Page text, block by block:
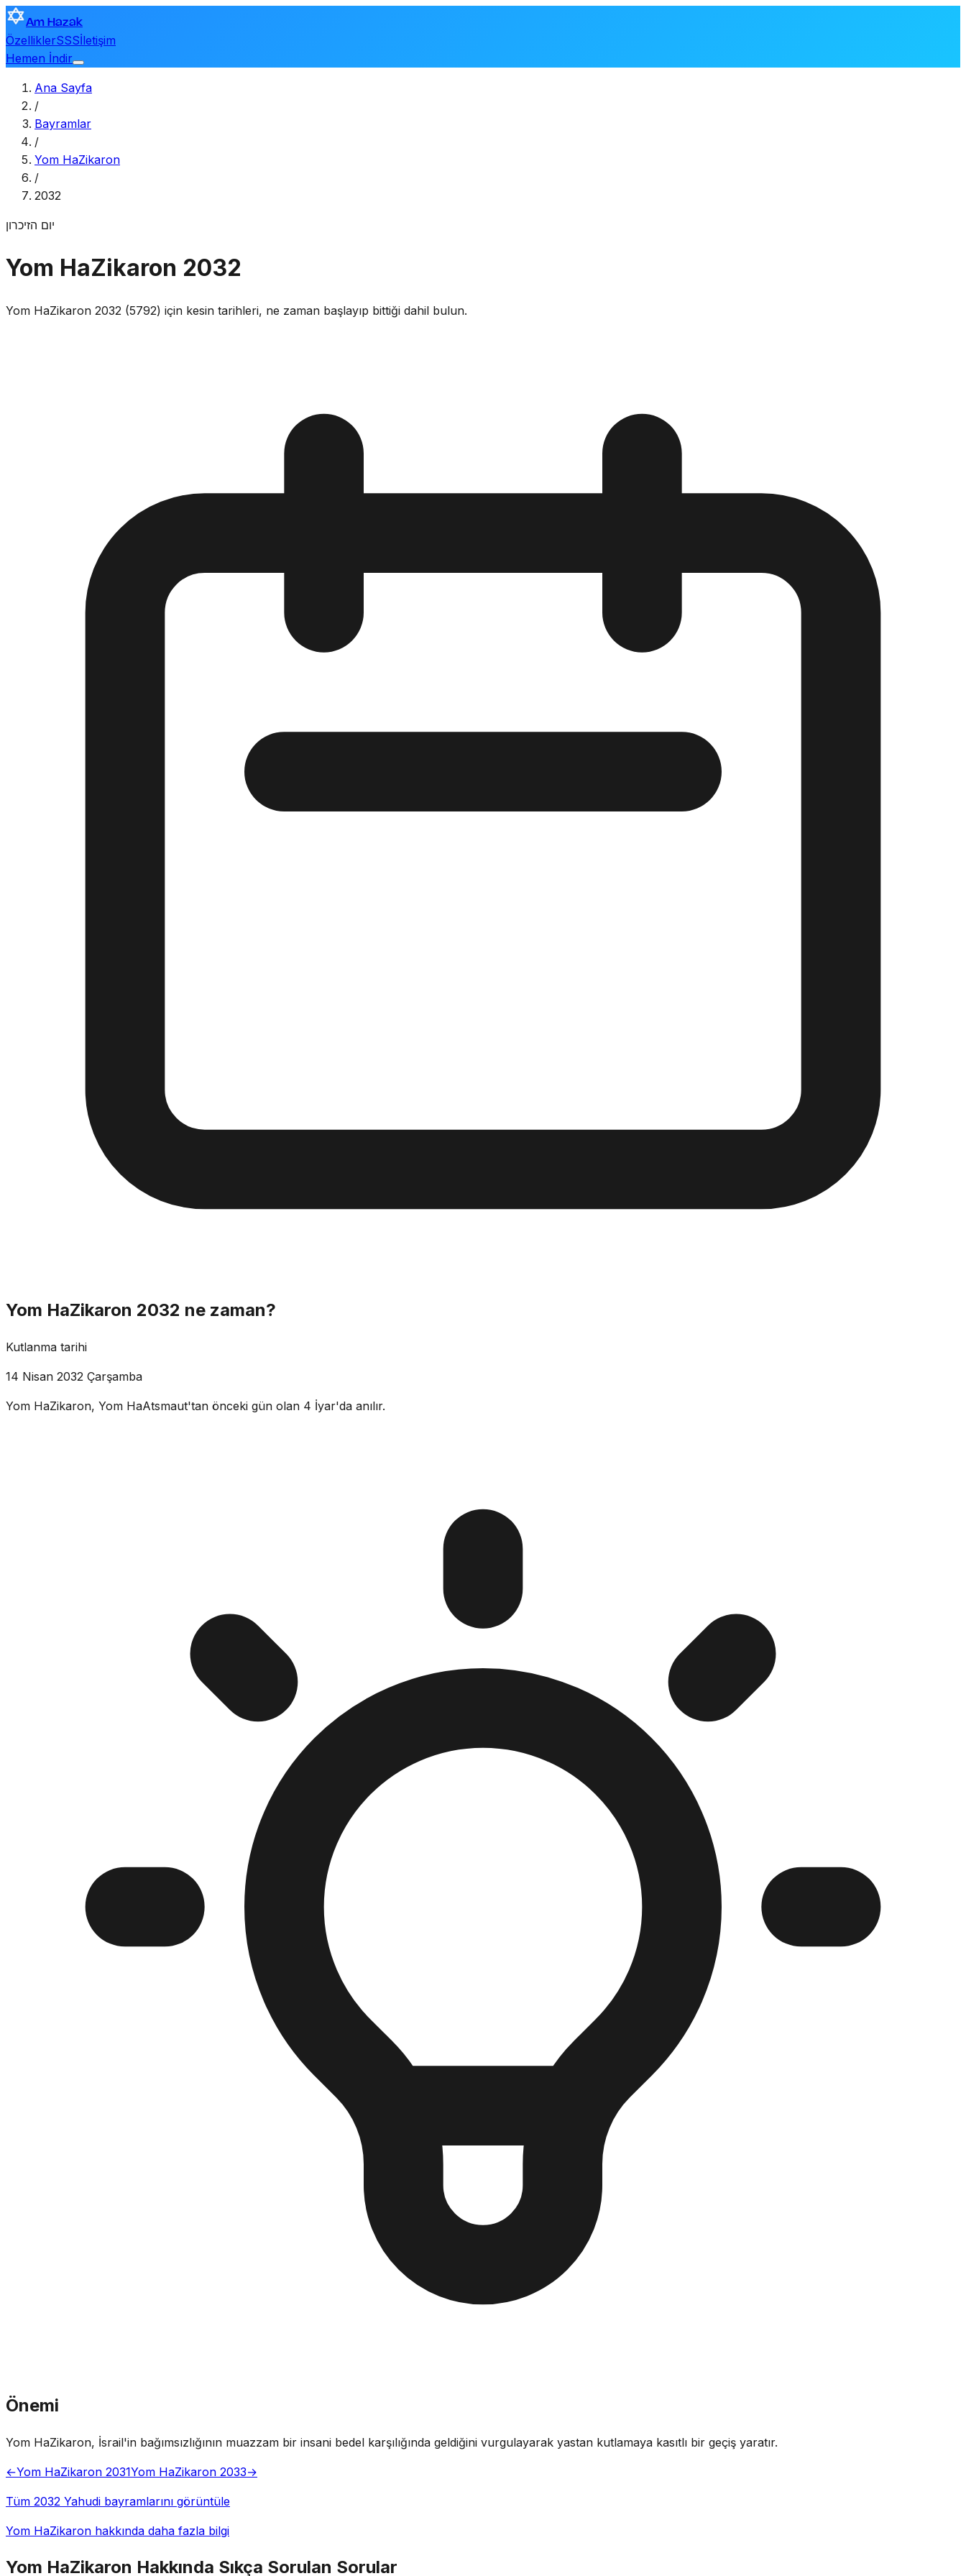
Am Hazak
ÖzelliklerSSSİletişim
Hemen İndir
Ana Sayfa
/
Bayramlar
/
Yom HaZikaron
/
2032
יום הזיכרון
Yom HaZikaron 2032
Yom HaZikaron 2032 (5792) için kesin tarihleri, ne zaman başlayıp bittiği dahil bulun.
Yom HaZikaron 2032 ne zaman?
Kutlanma tarihi
14 Nisan 2032 Çarşamba
Yom HaZikaron, Yom HaAtsmaut'tan önceki gün olan 4 İyar'da anılır.
Önemi
Yom HaZikaron, İsrail'in bağımsızlığının muazzam bir insani bedel karşılığında geldiğini vurgulayarak yastan kutlamaya kasıtlı bir geçiş yaratır.
←Yom HaZikaron 2031Yom HaZikaron 2033→
Tüm 2032 Yahudi bayramlarını görüntüle
Yom HaZikaron hakkında daha fazla bilgi
Yom HaZikaron Hakkında Sıkça Sorulan Sorular